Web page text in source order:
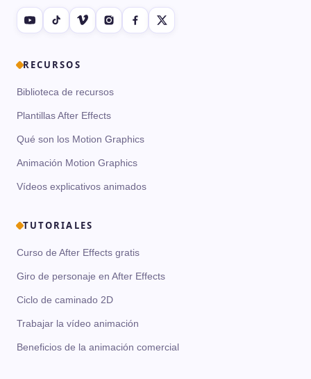
RECURSOS
Biblioteca de recursos
Plantillas After Effects
Qué son los Motion Graphics
Animación Motion Graphics
Vídeos explicativos animados
TUTORIALES
Curso de After Effects gratis
Giro de personaje en After Effects
Ciclo de caminado 2D
Trabajar la vídeo animación
Beneficios de la animación comercial